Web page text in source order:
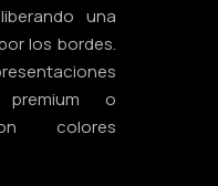
una
los bordes.
o
colores